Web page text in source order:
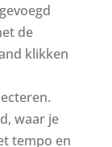
de
klikken
waar je
tempo en